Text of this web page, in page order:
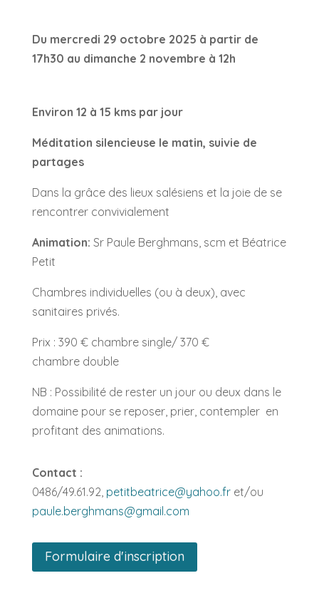
Du mercredi 29 octobre 2025 à partir de
17h30 au dimanche 2 novembre à 12h
Environ 12 à 15 kms par jour
Méditation silencieuse le matin, suivie de
partages
Dans la grâce des lieux salésiens et la joie de se
rencontrer convivialement
Animation: Sr Paule Berghmans, scm et Béatrice
Petit
Chambres individuelles (ou à deux), avec
sanitaires privés.
Prix : 390 € chambre single/ 370 €
chambredouble
NB : Possibilité de rester un jour ou deux dans le
domaine pour se reposer, prier, contempler en
profitant des animations.
Contact :
0486/49.61.92, petitbeatrice@yahoo.fret/ou
paule.berghmans@gmail.com
Formulaire d'inscription